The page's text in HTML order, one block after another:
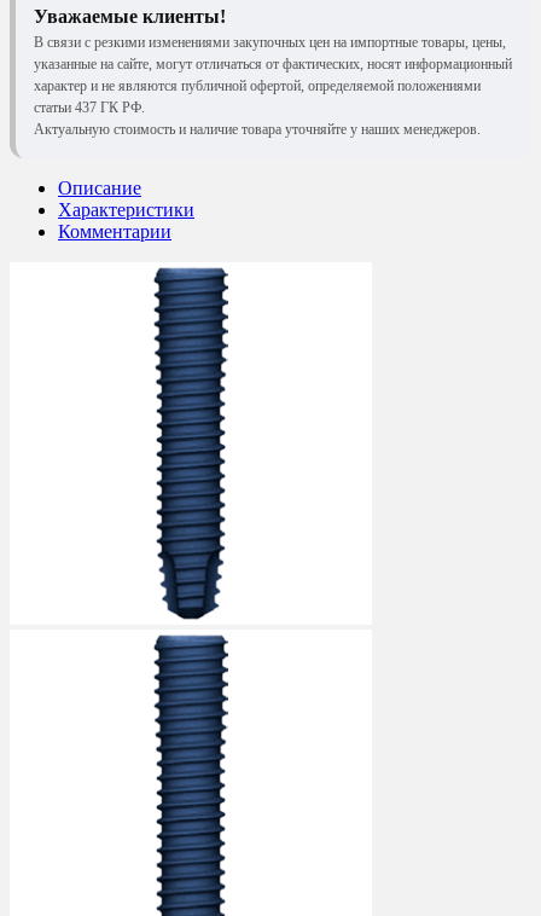
Уважаемые клиенты!
В связи с резкими изменениями закупочных цен на импортные товары, цены,
указанные на сайте, могут отличаться от фактических, носят информационный
характер и не являются публичной офертой, определяемой положениями
статьи 437 ГК РФ.
Актуальную стоимость и наличие товара уточняйте у наших менеджеров.
Описание
Характеристики
Комментарии